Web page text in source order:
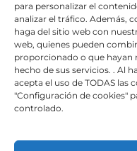
para personalizar el
analizar el tráfico. Además,
haga del sitio web con
web, quienes pueden
proporcionado o que hayan
hecho de sus servicios. . Al
acepta el uso de TODAS las
"Configuración de cookies"
controlado.
Optimized by
Turns on site high speed